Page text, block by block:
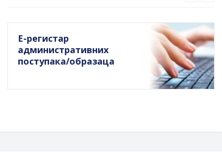
Е-регистар
административних
поступака/образаца